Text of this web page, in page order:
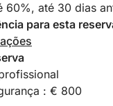
60%, até 30 dias
para esta
: € 800